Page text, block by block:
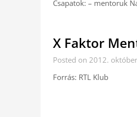
Csapatok: – mentoruk
X Faktor
Posted on 2012.
Forrás: RTL Klub